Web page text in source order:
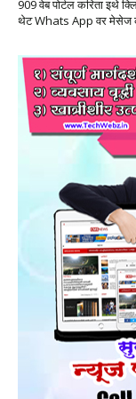
909 वेब पोर्टल करिता इथे
थेट Whats App वर मेसेज